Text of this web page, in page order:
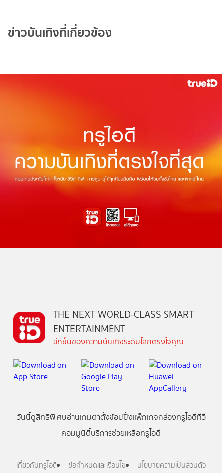
ข่าวบันเทิงที่เกี่ยวข้อง
THE NEXT WORLD-CLASS SMART
ENTERTAINMENT
อีกขั้นของความบันเทิงระดับโลกตรงใจคุณ
วันนี้ดูสิทธิพิเศษอ่านเกมตาตั้งช้อปปิ้งแพ็กเกจกล่องทรูไอดีทีวี
คอมมูนิตี้บริการช่วยเหลือทรูไอดี
เกี่ยวกับทรูไอดี ข้อกำหนดและเงื่อนไข นโยบายความเป็นส่วนตัว